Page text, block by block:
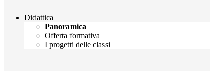
Didattica
Panoramica
Offerta formativa
I progetti delle classi